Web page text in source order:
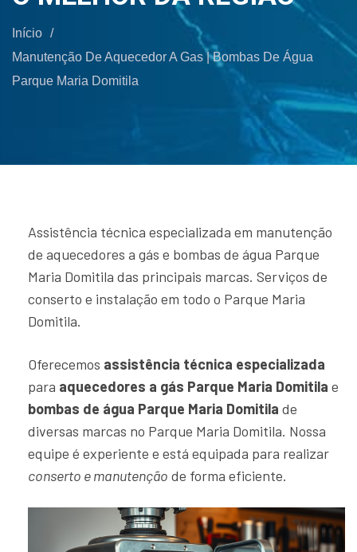
Início /
Manutenção De Aquecedor A Gas | Bombas De Água
Parque Maria Domitila
Assistência técnica especializada em manutenção
de aquecedores a gás e bombas de água Parque
Maria Domitila das principais marcas. Serviços de
conserto e instalação em todo o Parque Maria
Domitila.
Oferecemos assistência técnica especializada
para aquecedores a gás Parque Maria Domitila e
bombas de água Parque Maria Domitila de
diversas marcas no Parque Maria Domitila. Nossa
equipe é experiente e está equipada para realizar
conserto e manutenção de forma eficiente.